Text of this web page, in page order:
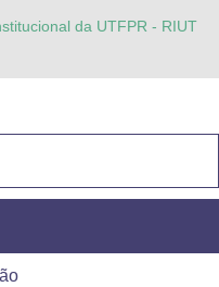
da UTFPR - RIUT